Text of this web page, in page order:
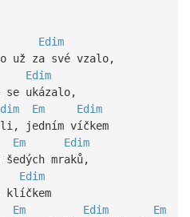
Edim
už za své vzalo,
Edim
ukázalo,
Em
Edim
jedním víčkem
Em
Edim
mraků,
Edim
Em Edim
Em